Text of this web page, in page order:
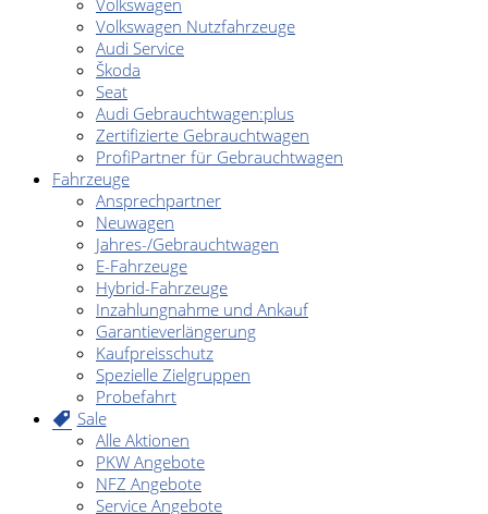
Volkswagen
Volkswagen Nutzfahrzeuge
Audi Service
Škoda
Seat
Audi Gebrauchtwagen:plus
Zertifizierte Gebrauchtwagen
ProfiPartner für Gebrauchtwagen
Fahrzeuge
Ansprechpartner
Neuwagen
Jahres-/Gebrauchtwagen
E-Fahrzeuge
Hybrid-Fahrzeuge
Inzahlungnahme und Ankauf
Garantieverlängerung
Kaufpreisschutz
Spezielle Zielgruppen
Probefahrt
Sale
Alle Aktionen
PKW Angebote
NFZ Angebote
Service Angebote